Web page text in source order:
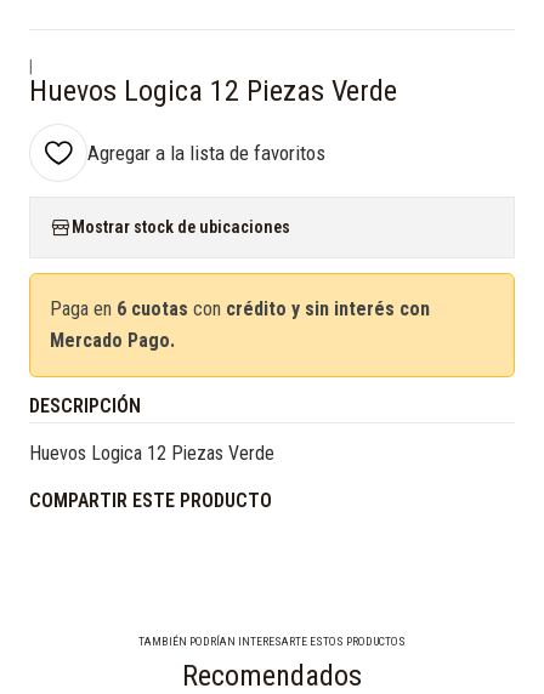
Huevos Logica 12 Piezas Verde
Agregar a la lista de favoritos
Mostrar stock de ubicaciones
Paga en 6 cuotas con crédito y sin interés con
Mercado Pago.
DESCRIPCIÓN
Huevos Logica 12 Piezas Verde
COMPARTIR ESTE PRODUCTO
TAMBIÉN PODRÍAN INTERESARTE ESTOS PRODUCTOS
Recomendados